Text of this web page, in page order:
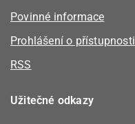
Povinné informace
Prohlášení o přístupnosti
RSS
Užitečné odkazy